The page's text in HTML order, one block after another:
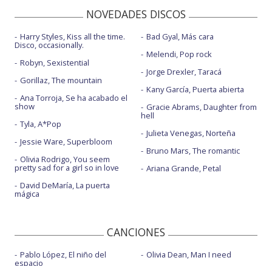
NOVEDADES DISCOS
Harry Styles, Kiss all the time.
Disco, occasionally.
Robyn, Sexistential
Gorillaz, The mountain
Ana Torroja, Se ha acabado el
show
Tyla, A*Pop
Jessie Ware, Superbloom
Olivia Rodrigo, You seem
pretty sad for a girl so in love
David DeMaría, La puerta
mágica
Bad Gyal, Más cara
Melendi, Pop rock
Jorge Drexler, Taracá
Kany García, Puerta abierta
Gracie Abrams, Daughter from
hell
Julieta Venegas, Norteña
Bruno Mars, The romantic
Ariana Grande, Petal
CANCIONES
Pablo López, El niño del
espacio
Olivia Dean, Man I need